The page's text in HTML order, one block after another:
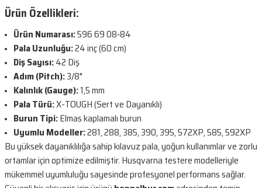
Ürün Özellikleri:
Ürün Numarası:596 69 08‑84
Pala Uzunluğu:24 inç (60 cm)
Diş Sayısı:42 Diş
Adım (Pitch):3/8"
Kalınlık (Gauge):1,5 mm
Pala Türü:X-TOUGH (Sert ve Dayanıklı)
Burun Tipi:Elmas kaplamalı burun
Uyumlu Modeller:281, 288, 385, 390, 395, 572XP, 585, 592XP
Bu yüksek dayanıklılığa sahip kılavuz pala, yoğun kullanımlar ve zorlu
ortamlar için optimize edilmiştir. Husqvarna testere modelleriyle
mükemmel uyumluluğu sayesinde profesyonel performans sağlar.